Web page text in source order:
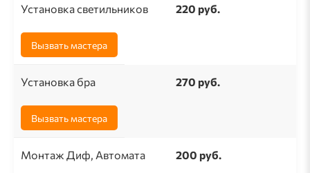
Установка светильников 220 руб.
Вызвать мастера
Установка бра 270 руб.
Вызвать мастера
Монтаж Диф, Автомата 200 руб.